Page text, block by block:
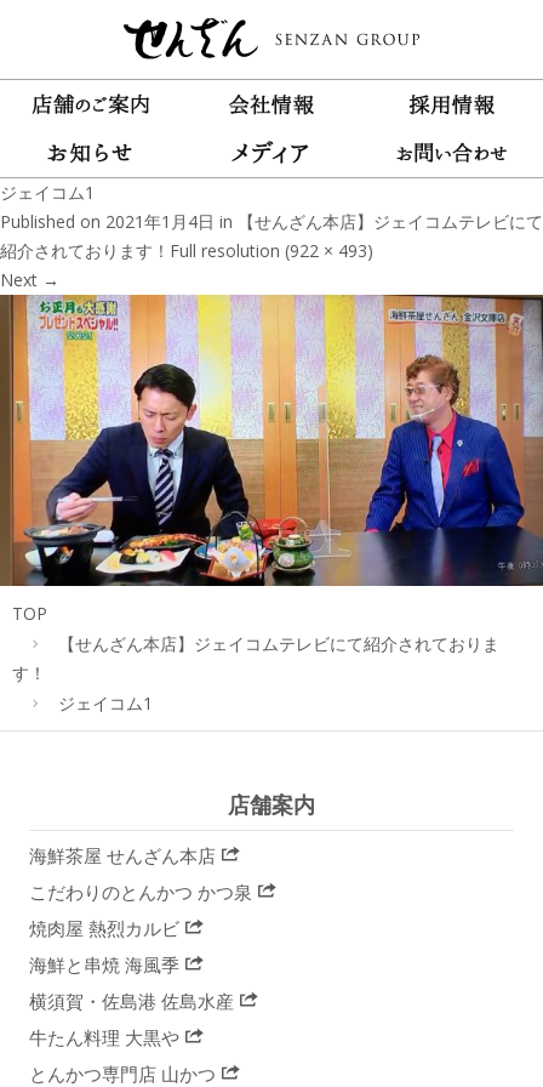
ジェイコム1
Published on 2021年1月4日 in
【せんざん本店】ジェイコムテレビにて
紹介されております！ Full resolution (922 × 493)
Next →
TOP
【せんざん本店】ジェイコムテレビにて紹介されておりま
す！
ジェイコム1
店舗案内
海鮮茶屋 せんざん本店
こだわりのとんかつ かつ泉
焼肉屋 熱烈カルビ
海鮮と串焼 海風季
横須賀・佐島港 佐島水産
牛たん料理 大黒や
とんかつ専門店 山かつ